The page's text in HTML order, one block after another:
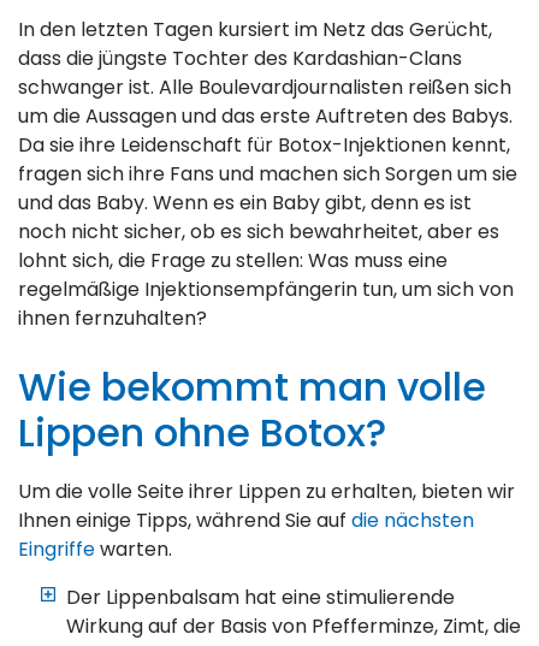
In den letzten Tagen kursiert im Netz das Gerücht,
dass die jüngste Tochter des Kardashian-Clans
schwanger ist. Alle Boulevardjournalisten reißen sich
um die Aussagen und das erste Auftreten des Babys.
Da sie ihre Leidenschaft für Botox-Injektionen kennt,
fragen sich ihre Fans und machen sich Sorgen um sie
und das Baby. Wenn es ein Baby gibt, denn es ist
noch nicht sicher, ob es sich bewahrheitet, aber es
lohnt sich, die Frage zu stellen: Was muss eine
regelmäßige Injektionsempfängerin tun, um sich von
ihnen fernzuhalten?
Wie bekommt man volle
Lippen ohne Botox?
Um die volle Seite ihrer Lippen zu erhalten, bieten wir
Ihnen einige Tipps, während Sie auf die nächsten
Eingriffewarten.
Der Lippenbalsam hat eine stimulierende
Wirkung auf der Basis von Pfefferminze, Zimt, die